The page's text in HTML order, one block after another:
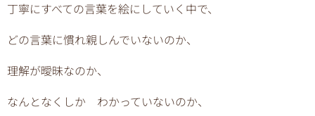
丁寧にすべての言葉を絵にしていく中で、
どの言葉に慣れ親しんでいないのか、
理解が曖昧なのか、
なんとなくしか わかっていないのか、